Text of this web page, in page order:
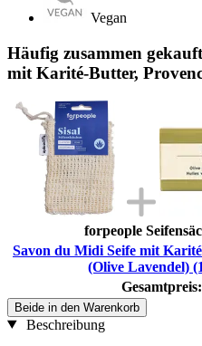
Vegan
Häufig zusammen
mit Karité-Butter,
forpeople
Savon du Midi Seife mit
(Olive Lavendel)
Gesamtpreis:
Beide in den Warenkorb
Beschreibung